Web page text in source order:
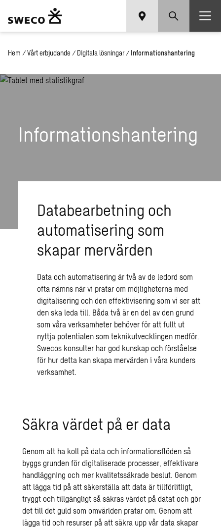
Hem / Vårt erbjudande / Digitala lösningar / Informationshantering
Informationshantering
Databearbetning och
automatisering som
skapar mervärden
Data och automatisering är två av de ledord som
ofta nämns när vi pratar om möjligheterna med
digitalisering och den effektivisering som vi ser att
den ska leda till. Båda två är en del av den grund
som våra verksamheter behöver för att fullt ut
nyttja potentialen som teknikutvecklingen medför.
Swecos konsulter har god kunskap och förståelse
för hur detta kan skapa mervärden i våra kunders
verksamhet.
Säkra värdet på er data
Genom att ha koll på data och informationsflöden så
byggs grunden för digitaliserade processer, effektivare
handläggning och mer kvalitetssäkrade beslut. Genom
att lägga tid på att säkerställa att data är tillförlitligt,
tryggt och tillgängligt så säkras värdet på datat och gör
det till det guld som omvärlden pratar om. Genom att
lägga tid och resurser på att säkra upp vår data skapar